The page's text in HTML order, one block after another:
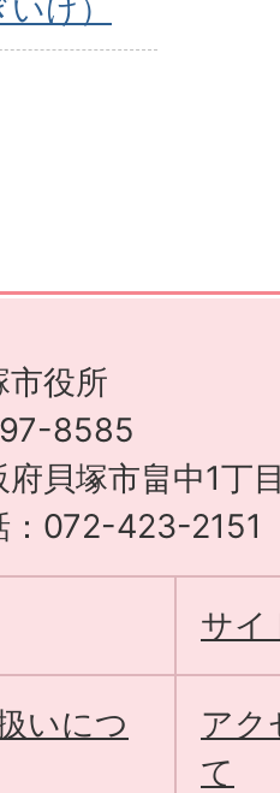
け）
市役所
8585
府貝塚市畠中1丁
：072-423-2151
サイ
いにつ
アク
て